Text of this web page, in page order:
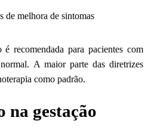
de melhora de sintomas
recomendada para pacientes com
A maior parte das diretrizes
como padrão.
gestação